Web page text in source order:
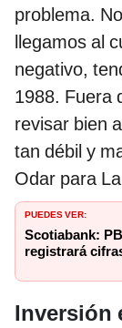
problema.
llegamos al
negativo,
1988. Fuera
revisar bien
tan débil y
Odar para
PUEDES VER:
Scotiabank:
registrará
Inversión